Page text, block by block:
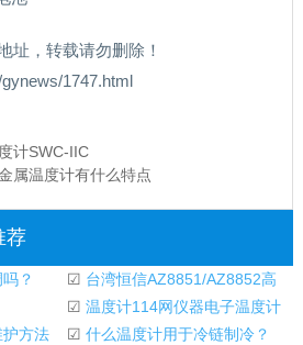
址，转载请勿删除！
1747.html
计SWC-IIC
属温度计有什么特点
荐
？ ☑ 台湾恒信AZ8851/AZ8852高
精度温度计
☑ 温度计114网仪器电子温度计
的生产要求
方法 ☑ 什么温度计用于冷链制冷？